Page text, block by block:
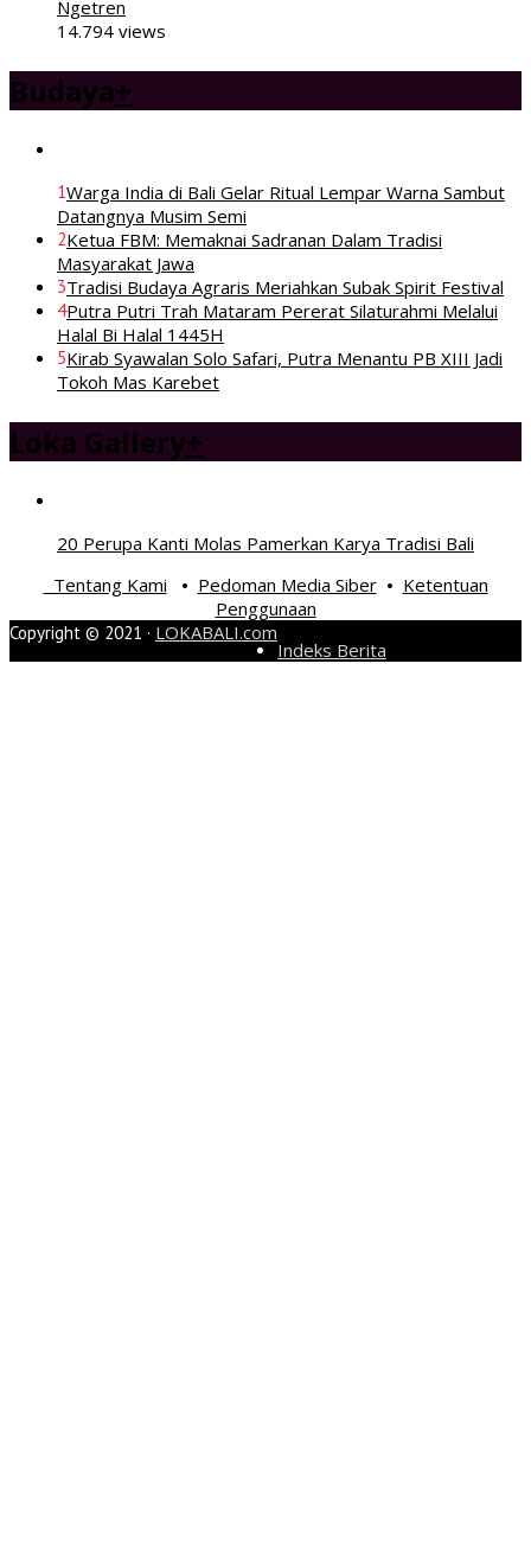
Ngetren
14.794 views
Budaya+
1Warga India di Bali Gelar Ritual Lempar Warna Sambut
Datangnya Musim Semi
2Ketua FBM: Memaknai Sadranan Dalam Tradisi
Masyarakat Jawa
3Tradisi Budaya Agraris Meriahkan Subak Spirit Festival
4Putra Putri Trah Mataram Pererat Silaturahmi Melalui
Halal Bi Halal 1445H
5Kirab Syawalan Solo Safari, Putra Menantu PB XIII Jadi
Tokoh Mas Karebet
Loka Gallery+
20 Perupa Kanti Molas Pamerkan Karya Tradisi Bali
Tentang Kami • Pedoman Media Siber• Ketentuan
Penggunaan
Copyright © 2021 · LOKABALI.com
Indeks Berita